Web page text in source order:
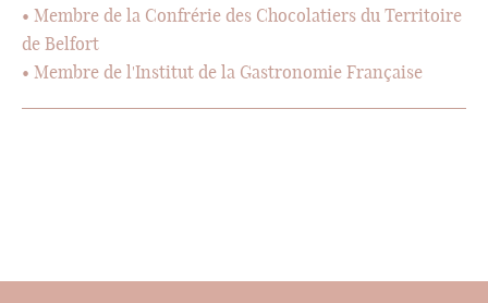
• Membre de la Confrérie des Chocolatiers du Territoire
de Belfort
• Membre de l'Institut de la Gastronomie Française